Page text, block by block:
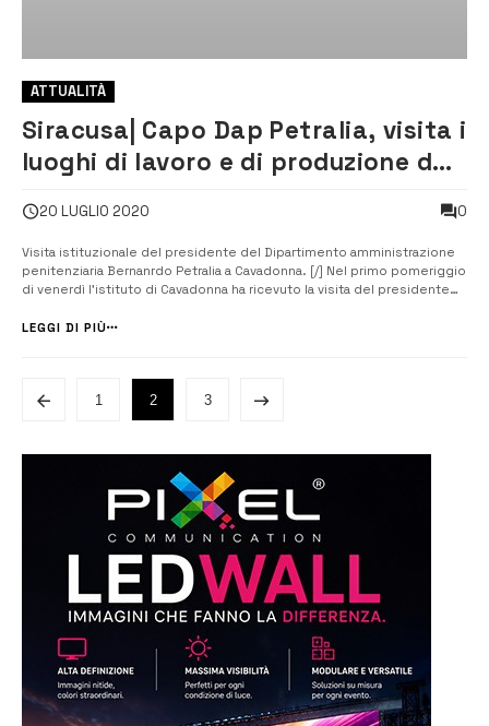
ATTUALITÀ
Siracusa| Capo Dap Petralia, visita i
luoghi di lavoro e di produzione del
20 LUGLIO 2020 0
Visita istituzionale del presidente del Dipartimento amministrazione
penitenziaria Bernanrdo Petralia a Cavadonna. [/] Nel primo pomeriggio
di venerdì l’istituto di Cavadonna ha ricevuto la visita del presidente
Petralia. Il capo deDap è stato accompagnato da Cinzia Calandr...
LEGGI DI PIÙ
1 2 3